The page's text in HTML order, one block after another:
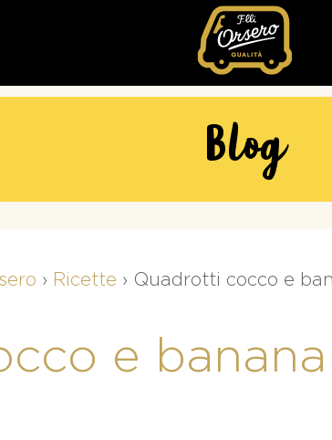
Blog
› Ricette › Quadrotti cocco e
e banana